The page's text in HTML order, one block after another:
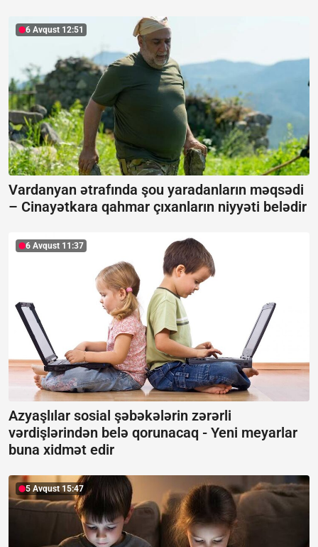
6 Avqust 12:51
Vardanyan ətrafında şou yaradanların məqsədi
– Cinayətkara qahmar çıxanların niyyəti belədir
6 Avqust 11:37
Azyaşlılar sosial şəbəkələrin zərərli
vərdişlərindən belə qorunacaq - Yeni meyarlar
buna xidmət edir
5 Avqust 15:47